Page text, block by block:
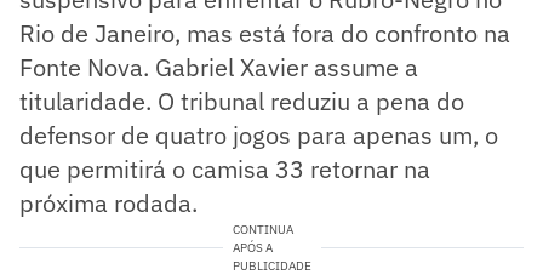
Rio de Janeiro, mas está fora do confronto na
Fonte Nova. Gabriel Xavier assume a
titularidade. O tribunal reduziu a pena do
defensor de quatro jogos para apenas um, o
que permitirá o camisa 33 retornar na
próxima rodada.
CONTINUA
APÓS A
PUBLICIDADE